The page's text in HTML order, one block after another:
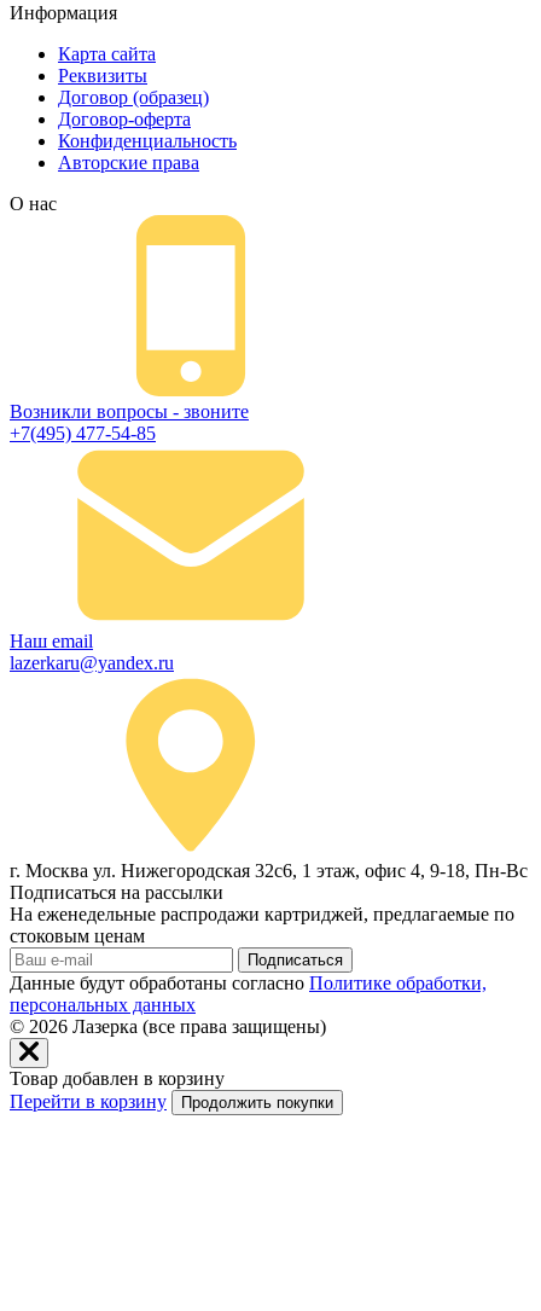
Информация
Карта сайта
Реквизиты
Договор (образец)
Договор-оферта
Конфиденциальность
Авторские права
О нас
Возникли вопросы - звоните
+7(495) 477-54-85
Наш email
lazerkaru@yandex.ru
г. Москва ул. Нижегородская 32с6, 1 этаж, офис 4, 9-18, Пн-Вс
Подписаться на рассылки
На еженедельные распродажи картриджей, предлагаемые по
стоковым ценам
Подписаться
Данные будут обработаны согласно Политике обработки,
персональных данных
© 2026 Лазерка (все права защищены)
Товар добавлен в корзину
Перейти в корзину
Продолжить покупки